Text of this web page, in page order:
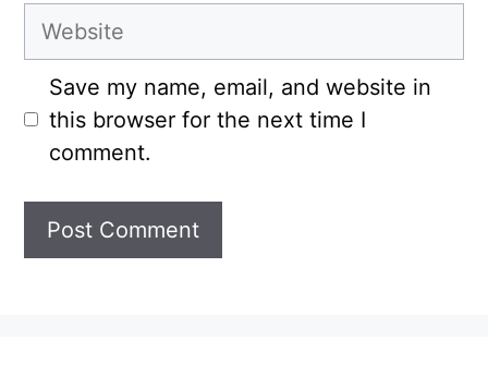
Website
Save my name, email, and website in
this browser for the next time I
comment.